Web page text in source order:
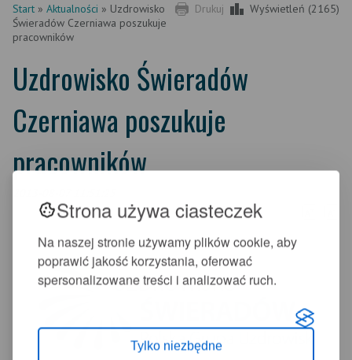
Strona używa ciasteczek
Na naszej stronie używamy plików cookie, aby
poprawić jakość korzystania, oferować
spersonalizowane treści i analizować ruch.
Tylko niezbędne
Drukuj Wyświetleń (2165)
Start » Aktualności » Uzdrowisko
Świeradów Czerniawa poszukuje
pracowników
Uzdrowisko Świeradów
Czerniawa poszukuje
pracowników